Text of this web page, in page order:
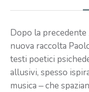
Dopo la precedente
nuova raccolta
testi poetici
allusivi, spesso
musica ‒ che